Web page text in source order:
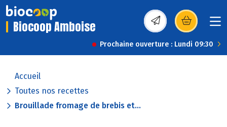
Biocoop Amboise (s’ouvre dans une
Prochaine ouverture : Lundi 09:30
Accueil
Toutes nos recettes
Brouillade fromage de brebis et...